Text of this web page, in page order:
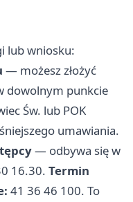
lub wniosku:
— możesz złożyć
dowolnym punkcie
Św. lub POK
umawiania.
— odbywa się w
16.30. Termin
41 36 46 100. To